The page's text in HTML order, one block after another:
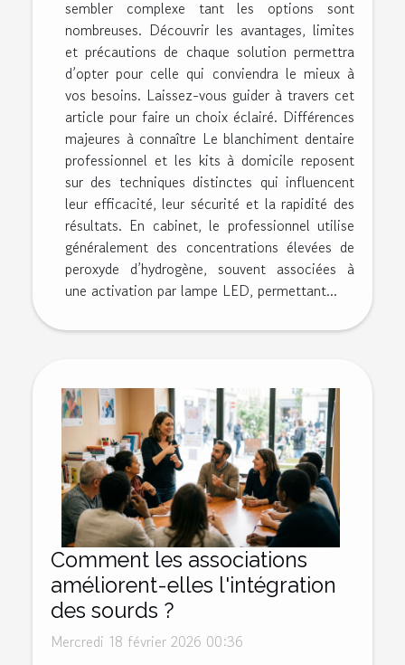
sembler complexe tant les options sont
nombreuses. Découvrir les avantages, limites
et précautions de chaque solution permettra
d’opter pour celle qui conviendra le mieux à
vos besoins. Laissez-vous guider à travers cet
article pour faire un choix éclairé. Différences
majeures à connaître Le blanchiment dentaire
professionnel et les kits à domicile reposent
sur des techniques distinctes qui influencent
leur efficacité, leur sécurité et la rapidité des
résultats. En cabinet, le professionnel utilise
généralement des concentrations élevées de
peroxyde d’hydrogène, souvent associées à
une activation par lampe LED, permettant...
Comment les associations
améliorent-elles l'intégration
des sourds ?
Mercredi 18 février 2026 00:36